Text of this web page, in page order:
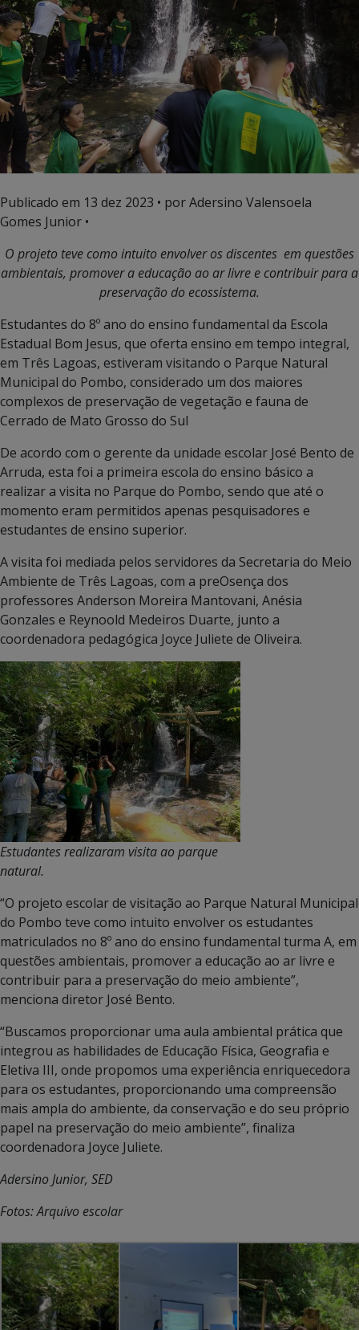
Publicado em 13 dez 2023 • por Adersino Valensoela
Gomes Junior •
O projeto teve como intuito envolver os discentes em questões
ambientais, promover a educação ao ar livre e contribuir para a
preservação do ecossistema.
Estudantes do 8º ano do ensino fundamental da Escola
Estadual Bom Jesus, que oferta ensino em tempo integral,
em Três Lagoas, estiveram visitando o Parque Natural
Municipal do Pombo, considerado um dos maiores
complexos de preservação de vegetação e fauna de
Cerrado de Mato Grosso do Sul
De acordo com o gerente da unidade escolar José Bento de
Arruda, esta foi a primeira escola do ensino básico a
realizar a visita no Parque do Pombo, sendo que até o
momento eram permitidos apenas pesquisadores e
estudantes de ensino superior.
A visita foi mediada pelos servidores da Secretaria do Meio
Ambiente de Três Lagoas, com a preOsença dos
professores Anderson Moreira Mantovani, Anésia
Gonzales e Reynoold Medeiros Duarte, junto a
coordenadora pedagógica Joyce Juliete de Oliveira.
Estudantes realizaram visita ao parque
natural.
“O projeto escolar de visitação ao Parque Natural Municipal
do Pombo teve como intuito envolver os estudantes
matriculados no 8º ano do ensino fundamental turma A, em
questões ambientais, promover a educação ao ar livre e
contribuir para a preservação do meio ambiente”,
menciona diretor José Bento.
“Buscamos proporcionar uma aula ambiental prática que
integrou as habilidades de Educação Física, Geografia e
Eletiva III, onde propomos uma experiência enriquecedora
para os estudantes, proporcionando uma compreensão
mais ampla do ambiente, da conservação e do seu próprio
papel na preservação do meio ambiente”, finaliza
coordenadora Joyce Juliete.
Adersino Junior, SED
Fotos: Arquivo escolar